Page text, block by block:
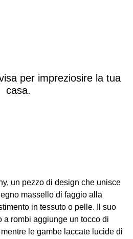
per impreziosire la tua
casa.
un pezzo di design che unisce
massello di faggio alla
in tessuto o pelle. Il suo
a rombi aggiunge un tocco di
le gambe laccate lucide di